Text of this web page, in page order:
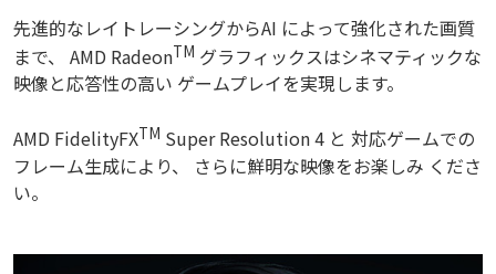
先進的なレイトレーシングからAI によって強化された画質
まで、 AMD RadeonTM グラフィックスはシネマティックな
映像と応答性の高い ゲームプレイを実現します。
AMD FidelityFXTM Super Resolution 4 と 対応ゲームでの
フレーム生成により、 さらに鮮明な映像をお楽しみ くださ
い。